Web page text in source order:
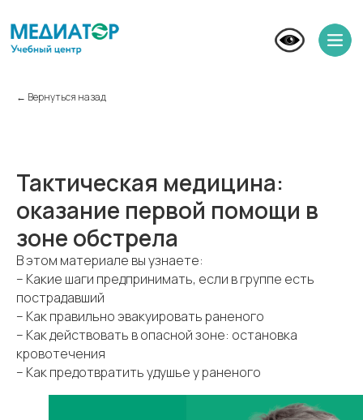
← Вернуться назад
Тактическая медицина:
оказание первой помощи в
зоне обстрела
В этом материале вы узнаете:
– Какие шаги предпринимать, если в группе есть
пострадавший
– Как правильно эвакуировать раненого
– Как действовать в опасной зоне: остановка
кровотечения
– Как предотвратить удушье у раненого